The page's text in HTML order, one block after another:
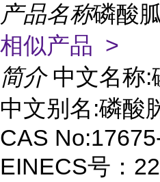
产品名称磷酸
相似产品 >
简介 中文名称:
中文别名:磷酸
CAS
EINECS号：